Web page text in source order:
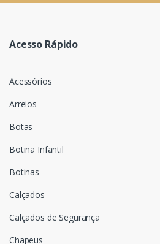
Acesso Rápido
Acessórios
Arreios
Botas
Botina Infantil
Botinas
Calçados
Calçados de Segurança
Chapeus